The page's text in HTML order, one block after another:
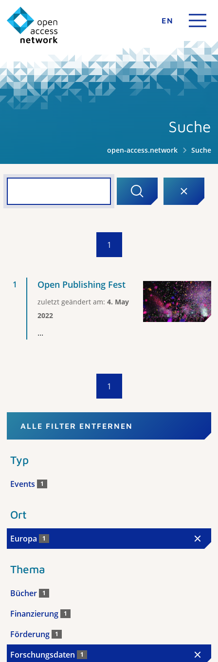
EN
Suche
open-access.network Suche
1
Open Publishing Fest
zuletzt geändert am: 4. May
2022
...
1
ALLE FILTER ENTFERNEN
Typ
Events 1
Ort
Europa 1
Thema
Bücher 1
Finanzierung 1
Förderung 1
Forschungsdaten 1